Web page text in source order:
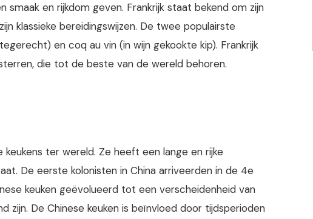
en rijkdom geven. Frankrijk staat bekend om zijn
klassieke bereidingswijzen. De twee populairste
en coq au vin (in wijn gekookte kip). Frankrijk
die tot de beste van de wereld behoren.
keukens ter wereld. Ze heeft een lange en rijke
De eerste kolonisten in China arriveerden in de 4e
keuken geëvolueerd tot een verscheidenheid van
zijn. De Chinese keuken is beïnvloed door tijdsperioden